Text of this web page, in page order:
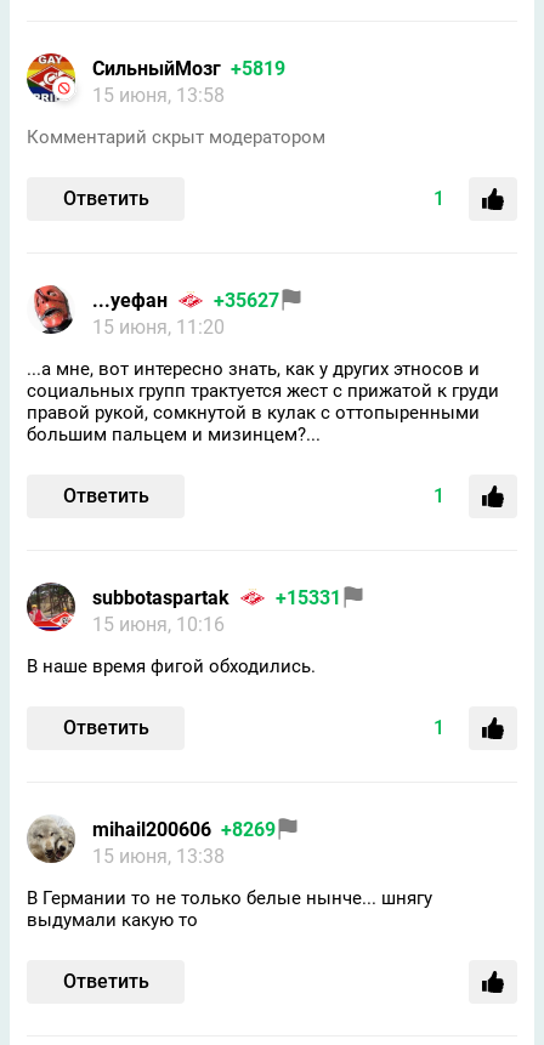
СильныйМозг +5819
15 июня, 13:58
Комментарий скрыт модератором
Ответить 1
...уефан
+35627
15 июня, 11:20
...а мне, вот интересно знать, как у других этносов и
социальных групп трактуется жест с прижатой к груди
правой рукой, сомкнутой в кулак с оттопыренными
большим пальцем и мизинцем?...
Ответить 1
subbotaspartak
+15331
15 июня, 10:16
В наше время фигой обходились.
Ответить 1
mihail200606 +8269
15 июня, 13:38
В Германии то не только белые нынче... шнягу
выдумали какую то
Ответить